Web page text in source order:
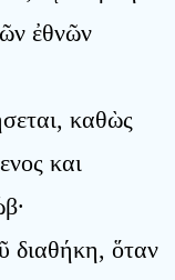
ἐθνῶν
καθὼς
και
διαθήκη, ὅταν